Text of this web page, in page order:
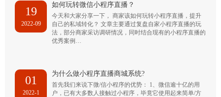
19
2022-09
如何玩转微信小程序直播？
今天和大家分享一下， 商家该如何玩转小程序直播，提升
自己的私域转化？ 文章主要通过复盘自家小程序直播的玩
法，部分商家采访调研情况，同时结合现有的小程序直播的
优秀案例…
01
2022-1
为什么做小程序直播商城系统?
首先我们来说下微/信小程序的优势： 1、微信逾十亿的用
户，已有大多数人接触过小程序，毕竟它使用起来简单/方